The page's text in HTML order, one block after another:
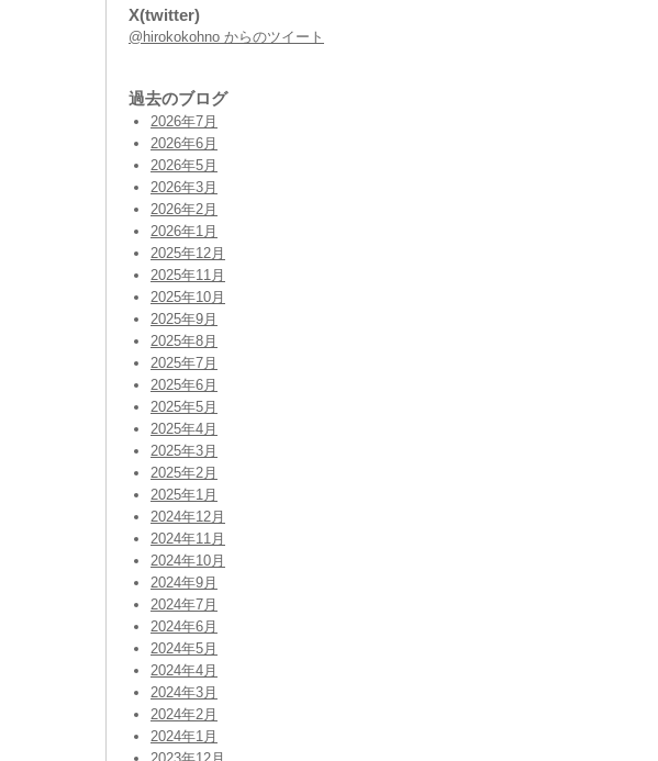
X(twitter)
@hirokokohno からのツイート
過去のブログ
2026年7月
2026年6月
2026年5月
2026年3月
2026年2月
2026年1月
2025年12月
2025年11月
2025年10月
2025年9月
2025年8月
2025年7月
2025年6月
2025年5月
2025年4月
2025年3月
2025年2月
2025年1月
2024年12月
2024年11月
2024年10月
2024年9月
2024年7月
2024年6月
2024年5月
2024年4月
2024年3月
2024年2月
2024年1月